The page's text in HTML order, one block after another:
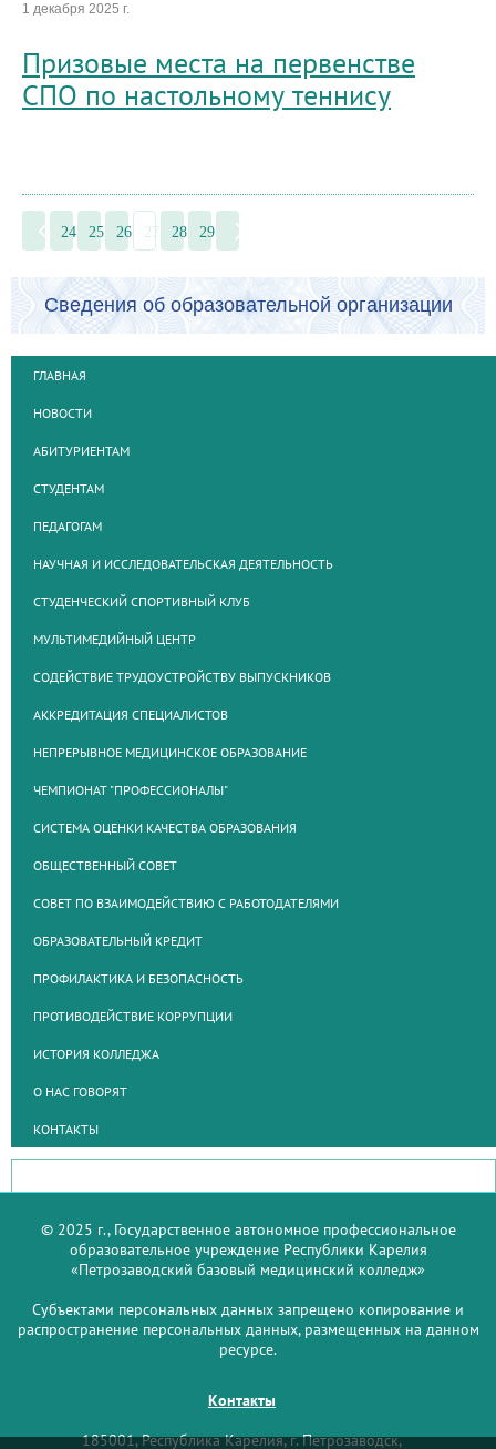
1 декабря 2025 г.
Призовые места на первенстве
СПО по настольному теннису
24 25 26 27 28 29
Сведения об образовательной организации
ГЛАВНАЯ
НОВОСТИ
АБИТУРИЕНТАМ
СТУДЕНТАМ
ПЕДАГОГАМ
НАУЧНАЯ И ИССЛЕДОВАТЕЛЬСКАЯ ДЕЯТЕЛЬНОСТЬ
СТУДЕНЧЕСКИЙ СПОРТИВНЫЙ КЛУБ
МУЛЬТИМЕДИЙНЫЙ ЦЕНТР
СОДЕЙСТВИЕ ТРУДОУСТРОЙСТВУ ВЫПУСКНИКОВ
АККРЕДИТАЦИЯ СПЕЦИАЛИСТОВ
НЕПРЕРЫВНОЕ МЕДИЦИНСКОЕ ОБРАЗОВАНИЕ
ЧЕМПИОНАТ "ПРОФЕССИОНАЛЫ"
СИСТЕМА ОЦЕНКИ КАЧЕСТВА ОБРАЗОВАНИЯ
ОБЩЕСТВЕННЫЙ СОВЕТ
СОВЕТ ПО ВЗАИМОДЕЙСТВИЮ С РАБОТОДАТЕЛЯМИ
ОБРАЗОВАТЕЛЬНЫЙ КРЕДИТ
ПРОФИЛАКТИКА И БЕЗОПАСНОСТЬ
ПРОТИВОДЕЙСТВИЕ КОРРУПЦИИ
ИСТОРИЯ КОЛЛЕДЖА
О НАС ГОВОРЯТ
КОНТАКТЫ
© 2025 г., Государственное автономное профессиональное
образовательное учреждение Республики Карелия
«Петрозаводский базовый медицинский колледж»
Субъектами персональных данных запрещено копирование и
распространение персональных данных, размещенных на данном
ресурсе.
Контакты
185001, Республика Карелия, г. Петрозаводск,